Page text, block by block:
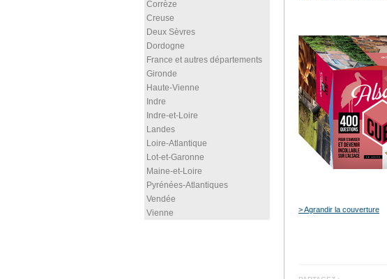
Corrèze
Creuse
Deux Sèvres
Dordogne
France et autres départements
Gironde
Haute-Vienne
Indre
Indre-et-Loire
Landes
Loire-Atlantique
Lot-et-Garonne
Maine-et-Loire
Pyrénées-Atlantiques
Vendée
Vienne
> Agrandir la couverture